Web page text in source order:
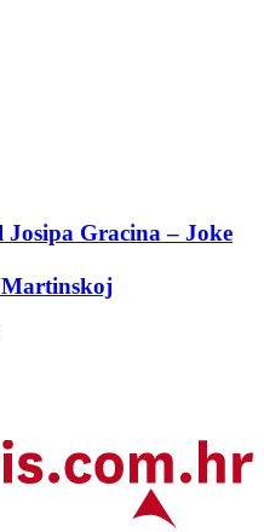
Gracina – Joke